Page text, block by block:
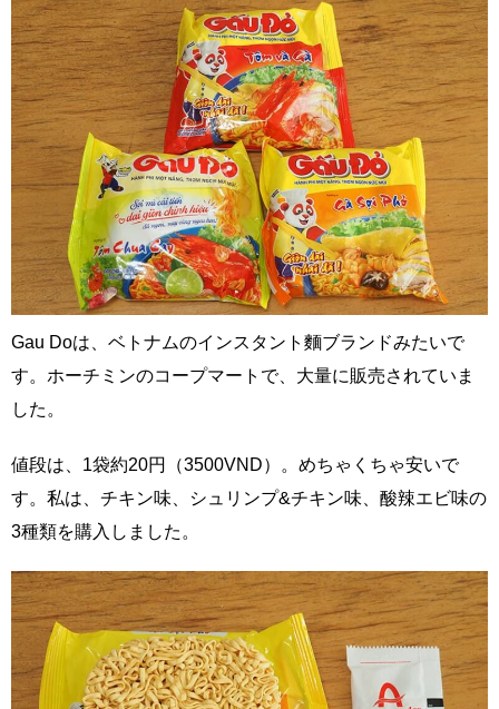
Gau Doは、ベトナムのインスタント麵ブランドみたいで
す。ホーチミンのコープマートで、大量に販売されていま
した。
値段は、1袋約20円（3500VND）。めちゃくちゃ安いで
す。私は、チキン味、シュリンプ&チキン味、酸辣エビ味の
3種類を購入しました。